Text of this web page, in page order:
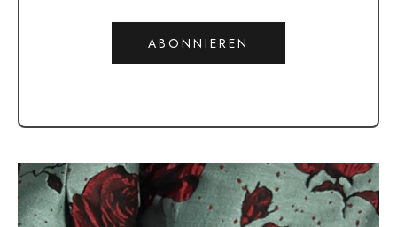
ABONNIEREN